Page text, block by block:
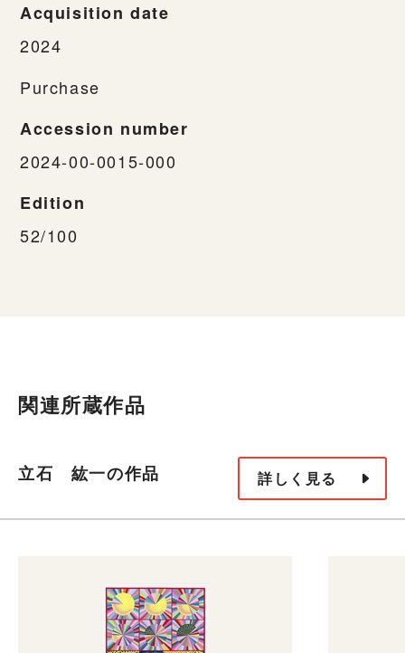
Acquisition date
2024
Purchase
Accession number
2024-00-0015-000
Edition
52/100
関連所蔵作品
立石 紘一の作品 詳しく見る